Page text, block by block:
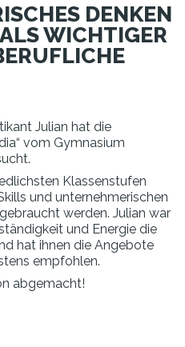
DENKEN
WICHTIGER
Julian hat die
vom Gymnasium
Klassenstufen
und unternehmerischen
werden. Julian war
und Energie die
hat ihnen die Angebote
empfohlen.
abgemacht!